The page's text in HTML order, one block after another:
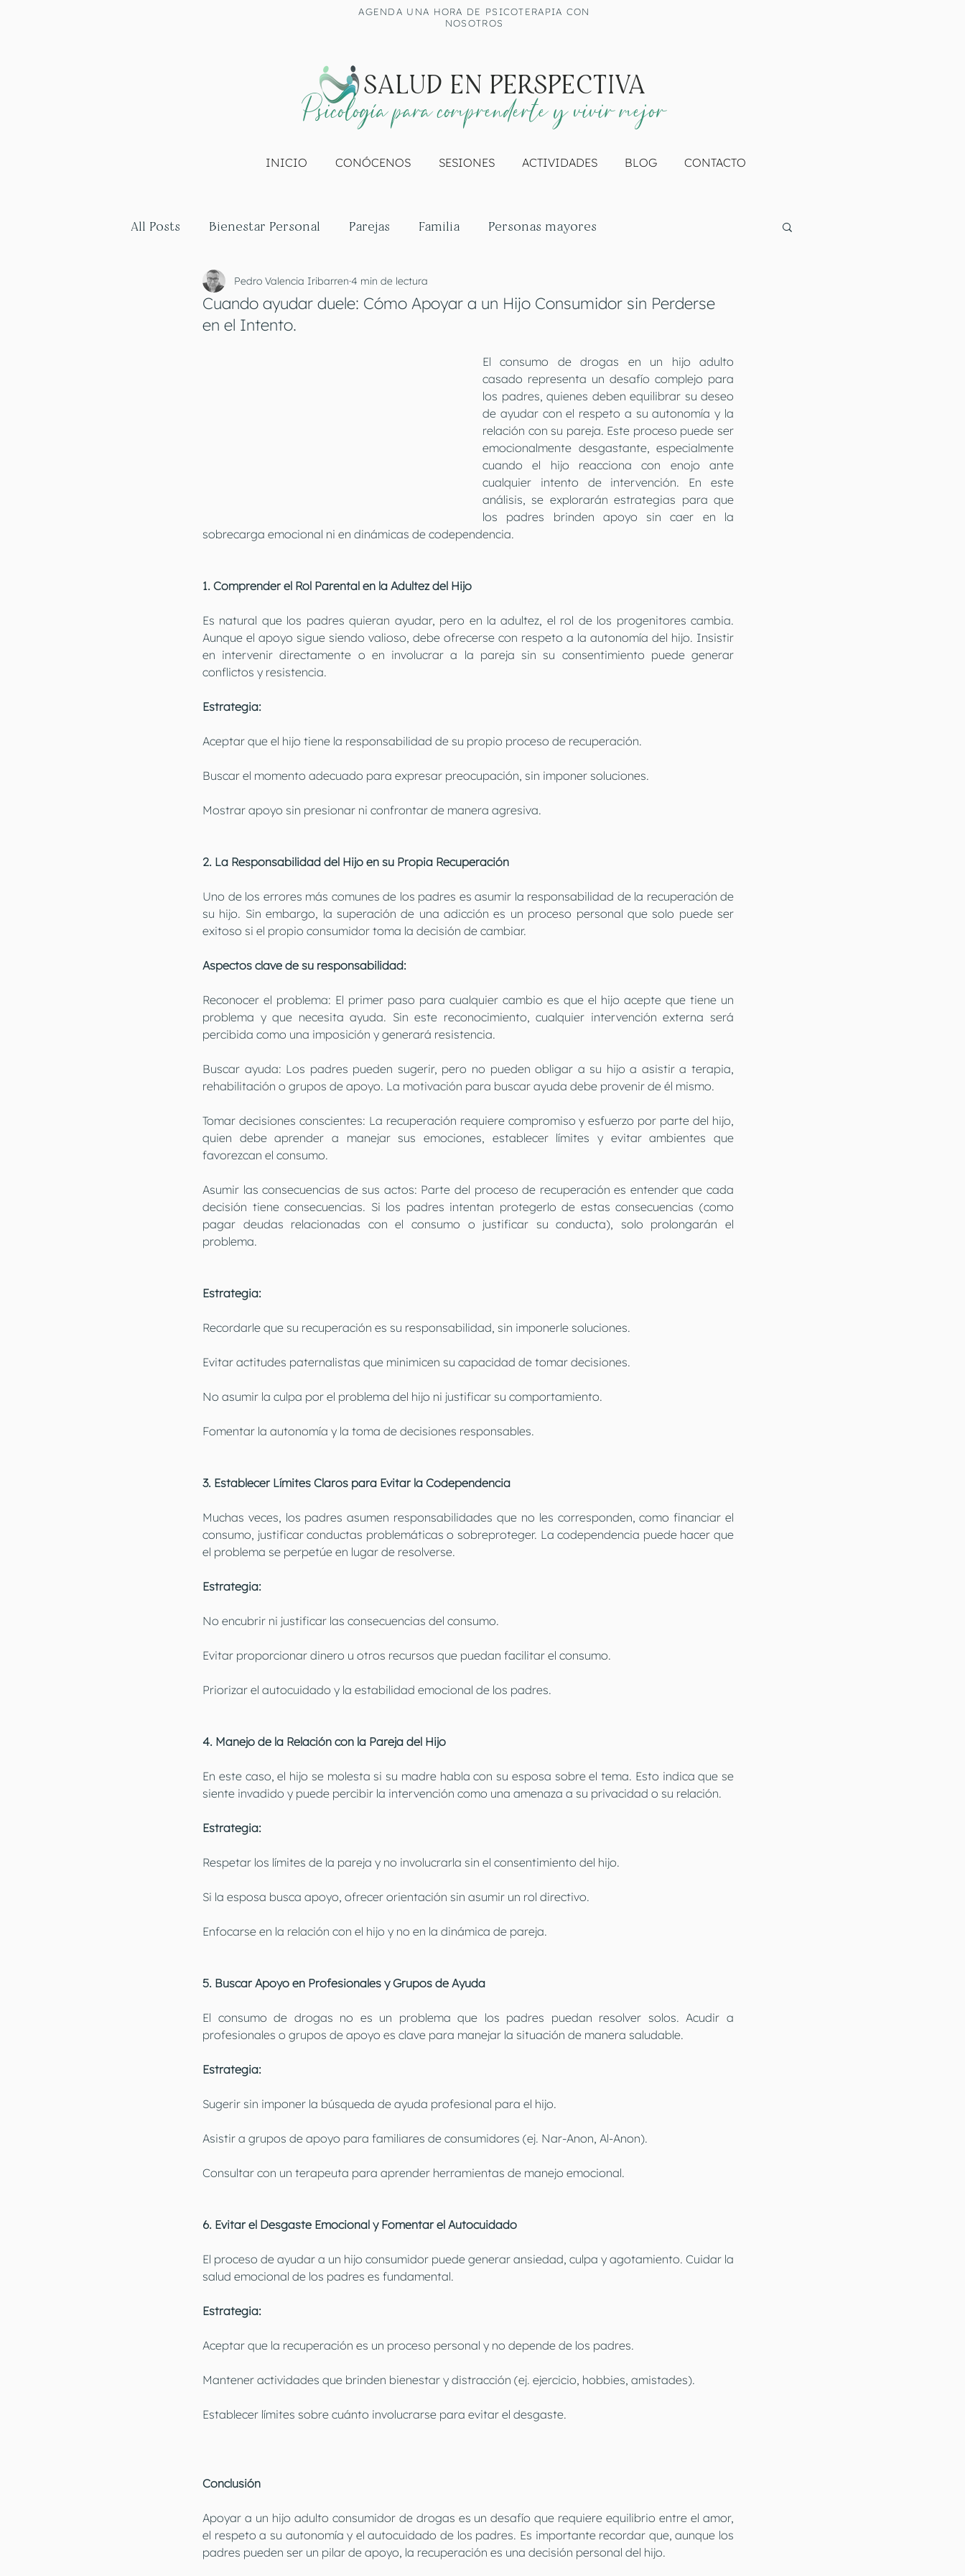
AGENDA UNA HORA DE PSICOTERAPIA CON
NOSOTROS
SALUD EN PERSPECTIVA
Psicología para comprenderte y vivir mejor
INICIO CONÓCENOS SESIONES ACTIVIDADES BLOG CONTACTO
All Posts Bienestar Personal Parejas Familia Personas mayores
Cuando ayudar duele: Cómo Apoyar a un Hijo Consumidor sin Perderse
en el Intento.
Pedro Valencia Iribarren 4 min de lectura
El consumo de drogas en un hijo adulto
casado representa un desafío complejo para
los padres, quienes deben equilibrar su deseo
de ayudar con el respeto a su autonomía y la
relación con su pareja. Este proceso puede ser
emocionalmente desgastante, especialmente
cuando el hijo reacciona con enojo ante
cualquier intento de intervención. En este
análisis, se explorarán estrategias para que
los padres brinden apoyo sin caer en la
sobrecarga emocional ni en dinámicas de codependencia.
1. Comprender el Rol Parental en la Adultez del Hijo
Es natural que los padres quieran ayudar, pero en la adultez, el rol de los progenitores cambia.
Aunque el apoyo sigue siendo valioso, debe ofrecerse con respeto a la autonomía del hijo. Insistir
en intervenir directamente o en involucrar a la pareja sin su consentimiento puede generar
conflictos y resistencia.
Estrategia:
Aceptar que el hijo tiene la responsabilidad de su propio proceso de recuperación.
Buscar el momento adecuado para expresar preocupación, sin imponer soluciones.
Mostrar apoyo sin presionar ni confrontar de manera agresiva.
2. La Responsabilidad del Hijo en su Propia Recuperación
Uno de los errores más comunes de los padres es asumir la responsabilidad de la recuperación de
su hijo. Sin embargo, la superación de una adicción es un proceso personal que solo puede ser
exitoso si el propio consumidor toma la decisión de cambiar.
Aspectos clave de su responsabilidad:
Reconocer el problema: El primer paso para cualquier cambio es que el hijo acepte que tiene un
problema y que necesita ayuda. Sin este reconocimiento, cualquier intervención externa será
percibida como una imposición y generará resistencia.
Buscar ayuda: Los padres pueden sugerir, pero no pueden obligar a su hijo a asistir a terapia,
rehabilitación o grupos de apoyo. La motivación para buscar ayuda debe provenir de él mismo.
Tomar decisiones conscientes: La recuperación requiere compromiso y esfuerzo por parte del hijo,
quien debe aprender a manejar sus emociones, establecer límites y evitar ambientes que
favorezcan el consumo.
Asumir las consecuencias de sus actos: Parte del proceso de recuperación es entender que cada
decisión tiene consecuencias. Si los padres intentan protegerlo de estas consecuencias (como
pagar deudas relacionadas con el consumo o justificar su conducta), solo prolongarán el
problema.
Estrategia:
Recordarle que su recuperación es su responsabilidad, sin imponerle soluciones.
Evitar actitudes paternalistas que minimicen su capacidad de tomar decisiones.
No asumir la culpa por el problema del hijo ni justificar su comportamiento.
Fomentar la autonomía y la toma de decisiones responsables.
3. Establecer Límites Claros para Evitar la Codependencia
Muchas veces, los padres asumen responsabilidades que no les corresponden, como financiar el
consumo, justificar conductas problemáticas o sobreproteger. La codependencia puede hacer que
el problema se perpetúe en lugar de resolverse.
Estrategia:
No encubrir ni justificar las consecuencias del consumo.
Evitar proporcionar dinero u otros recursos que puedan facilitar el consumo.
Priorizar el autocuidado y la estabilidad emocional de los padres.
4. Manejo de la Relación con la Pareja del Hijo
En este caso, el hijo se molesta si su madre habla con su esposa sobre el tema. Esto indica que se
siente invadido y puede percibir la intervención como una amenaza a su privacidad o su relación.
Estrategia:
Respetar los límites de la pareja y no involucrarla sin el consentimiento del hijo.
Si la esposa busca apoyo, ofrecer orientación sin asumir un rol directivo.
Enfocarse en la relación con el hijo y no en la dinámica de pareja.
5. Buscar Apoyo en Profesionales y Grupos de Ayuda
El consumo de drogas no es un problema que los padres puedan resolver solos. Acudir a
profesionales o grupos de apoyo es clave para manejar la situación de manera saludable.
Estrategia:
Sugerir sin imponer la búsqueda de ayuda profesional para el hijo.
Asistir a grupos de apoyo para familiares de consumidores (ej. Nar-Anon, Al-Anon).
Consultar con un terapeuta para aprender herramientas de manejo emocional.
6. Evitar el Desgaste Emocional y Fomentar el Autocuidado
El proceso de ayudar a un hijo consumidor puede generar ansiedad, culpa y agotamiento. Cuidar la
salud emocional de los padres es fundamental.
Estrategia:
Aceptar que la recuperación es un proceso personal y no depende de los padres.
Mantener actividades que brinden bienestar y distracción (ej. ejercicio, hobbies, amistades).
Establecer límites sobre cuánto involucrarse para evitar el desgaste.
Conclusión
Apoyar a un hijo adulto consumidor de drogas es un desafío que requiere equilibrio entre el amor,
el respeto a su autonomía y el autocuidado de los padres. Es importante recordar que, aunque los
padres pueden ser un pilar de apoyo, la recuperación es una decisión personal del hijo.